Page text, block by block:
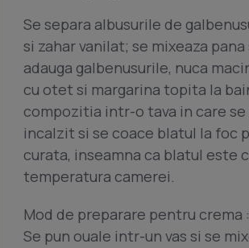
Se separa albusurile de
si zahar vanilat; se mixeaza
adauga galbenusurile, nuca
cu otet si margarina topita la
compozitia intr-o tava in care
incalzit si se coace blatul la foc
curata, inseamna ca blatul este
temperatura camerei.
Mod de preparare pentru crema :
Se pun ouale intr-un vas si se